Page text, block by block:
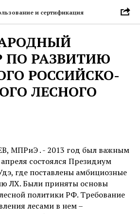
и сертификация
ПО РАЗВИТИЮ
РОССИЙСКО-
ЛЕСНОГО
МПРиЭ . - 2013 год был важным
состоялся Президиум
где поставлены амбициозные
ЛХ. Были приняты основы
политики РФ. Требование
лесами в нем –